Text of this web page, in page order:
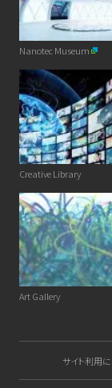
Nanotec Museum
Creative Library
Art Gallery
サイト利用